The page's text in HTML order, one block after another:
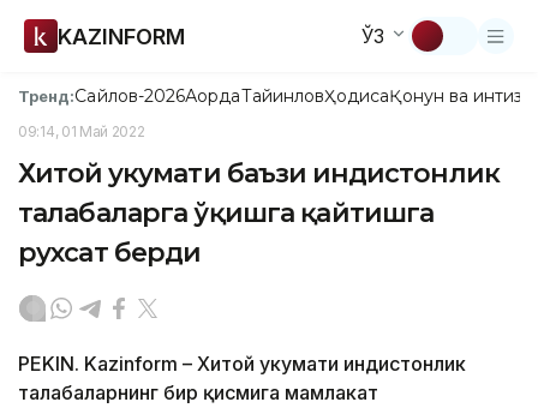
KAZINFORM ЎЗ
Тренд:Сайлов-2026АқордаТайинловҲодисаҚонун ва
09:14, 01 Май 2022
Хитой ҳукумати баъзи ҳиндистонлик
талабаларга ўқишга қайтишга
рухсат берди
PEKIN. Kazinform – Хитой ҳукумати ҳиндистонлик
талабаларнинг бир қисмига мамлакат